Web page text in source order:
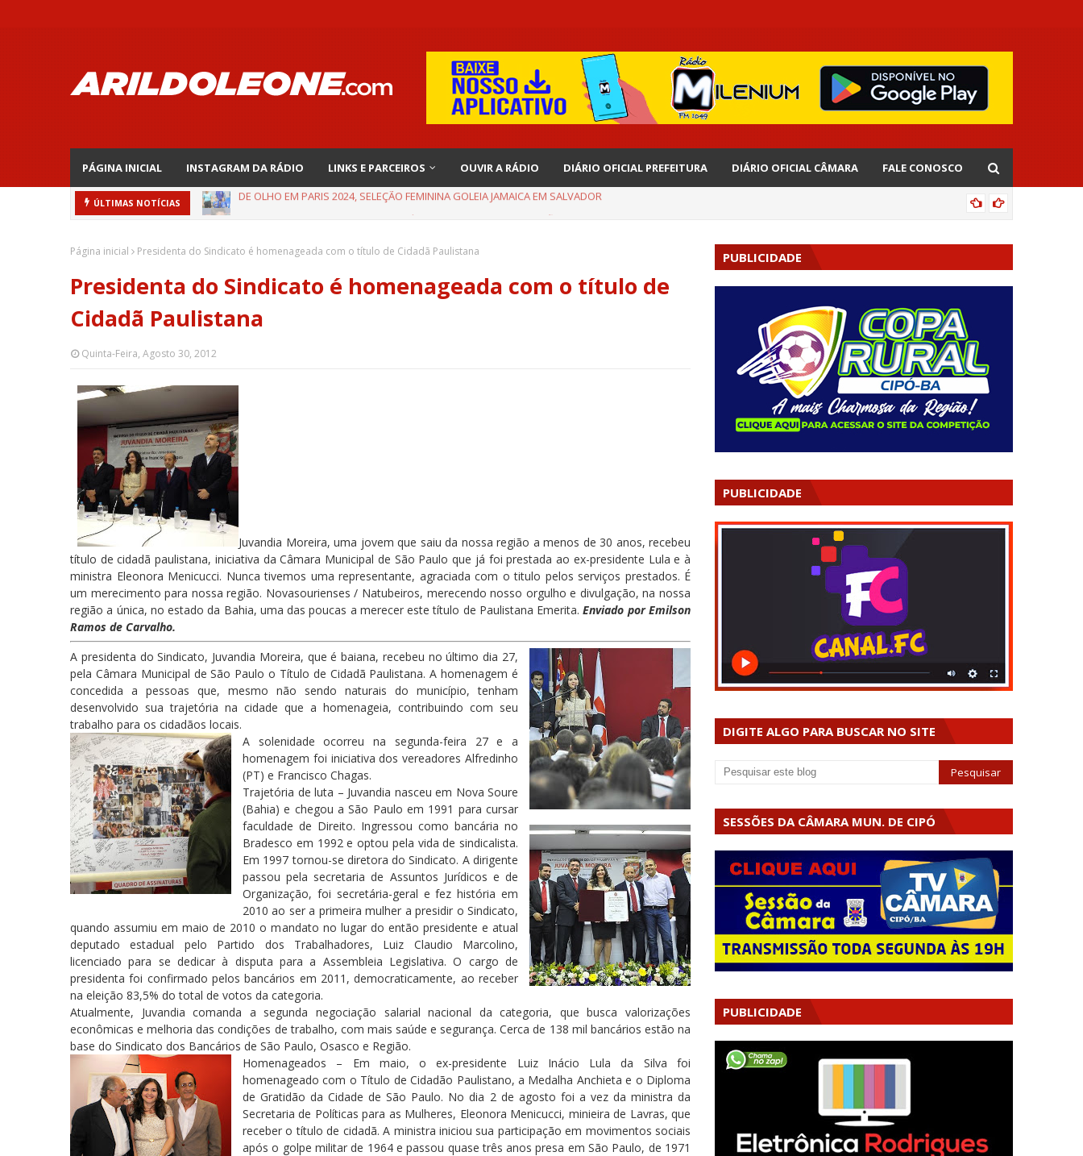
PÁGINA INICIAL INSTAGRAM DA RÁDIO LINKS E PARCEIROS OUVIR A RÁDIO DIÁRIO OFICIAL PREFEITURA DIÁRIO OFICIAL CÂMARA FALE CONOSCO
ÚLTIMAS NOTÍCIAS EDNALDO RODRIGUES RELEMBRA INÍCIO DE RAFAELLE: “SATISFAÇÃO MUITO GRANDE”
Página inicial Presidenta do Sindicato é homenageada com o título de Cidadã Paulistana
Presidenta do Sindicato é homenageada com o título de
Cidadã Paulistana
Quinta-Feira, Agosto 30, 2012
Juvandia Moreira, uma jovem que saiu da nossa região a menos de 30 anos, recebeu
título de cidadã paulistana, iniciativa da Câmara Municipal de São Paulo que já foi prestada ao ex-presidente Lula e à
ministra Eleonora Menicucci. Nunca tivemos uma representante, agraciada com o titulo pelos serviços prestados. É
um merecimento para nossa região. Novasourienses / Natubeiros, merecendo nosso orgulho e divulgação, na nossa
região a única, no estado da Bahia, uma das poucas a merecer este título de Paulistana Emerita.Enviado por Emilson
Ramos de Carvalho.
A presidenta do Sindicato, Juvandia Moreira, que é baiana, recebeu no último dia 27,
pela Câmara Municipal de São Paulo o Título de Cidadã Paulistana. A homenagem é
concedida a pessoas que, mesmo não sendo naturais do município, tenham
desenvolvido sua trajetória na cidade que a homenageia, contribuindo com seu
trabalho para os cidadãos locais.
A solenidade ocorreu na segunda-feira 27 e a
homenagem foi iniciativa dos vereadores Alfredinho
(PT) e Francisco Chagas.
Trajetória de luta – Juvandia nasceu em Nova Soure
(Bahia) e chegou a São Paulo em 1991 para cursar
faculdade de Direito. Ingressou como bancária no
Bradesco em 1992 e optou pela vida de sindicalista.
Em 1997 tornou-se diretora do Sindicato. A dirigente
passou pela secretaria de Assuntos Jurídicos e de
Organização, foi secretária-geral e fez história em
2010 ao ser a primeira mulher a presidir o Sindicato,
quando assumiu em maio de 2010 o mandato no lugar do então presidente e atual
deputado estadual pelo Partido dos Trabalhadores, Luiz Claudio Marcolino,
licenciado para se dedicar à disputa para a Assembleia Legislativa. O cargo de
presidenta foi confirmado pelos bancários em 2011, democraticamente, ao receber
na eleição 83,5% do total de votos da categoria.
Atualmente, Juvandia comanda a segunda negociação salarial nacional da categoria, que busca valorizações
econômicas e melhoria das condições de trabalho, com mais saúde e segurança. Cerca de 138 mil bancários estão na
base do Sindicato dos Bancários de São Paulo, Osasco e Região.
Homenageados – Em maio, o ex-presidente Luiz Inácio Lula da Silva foi
homenageado com o Título de Cidadão Paulistano, a Medalha Anchieta e o Diploma
de Gratidão da Cidade de São Paulo. No dia 2 de agosto foi a vez da ministra da
Secretaria de Políticas para as Mulheres, Eleonora Menicucci, minieira de Lavras, que
receber o título de cidadã. A ministra iniciou sua participação em movimentos sociais
após o golpe militar de 1964 e passou quase três anos presa em São Paulo, de 1971
PUBLICIDADE
PUBLICIDADE
DIGITE ALGO PARA BUSCAR NO SITE
SESSÕES DA CÂMARA MUN. DE CIPÓ
PUBLICIDADE